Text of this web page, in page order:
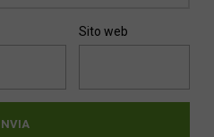
Sito web